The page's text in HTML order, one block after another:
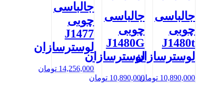
جالباسی
چوبی
J1480t
لوسترسازان
10,890,000 تومان
جالباسی
چوبی
J1480G
لوسترسازان
10,890,000 تومان
جالباسی
چوبی
J1477
لوسترسازان
14,256,000 تومان